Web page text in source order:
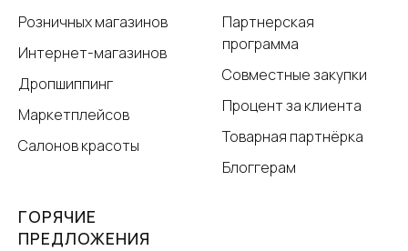
Розничных магазинов
Интернет-магазинов
Дропшиппинг
Маркетплейсов
Салонов красоты
Партнерская
программа
Совместные закупки
Процент за клиента
Товарная партнёрка
Блоггерам
ГОРЯЧИЕ
ПРЕДЛОЖЕНИЯ